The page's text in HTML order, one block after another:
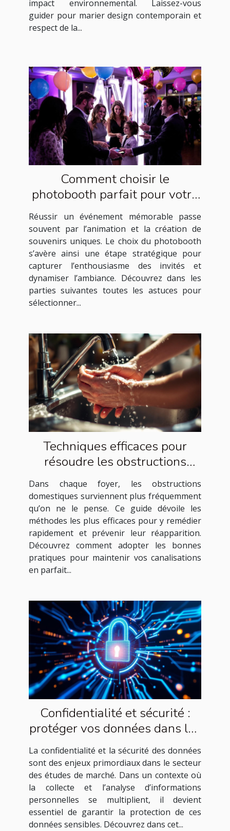
impact environnemental. Laissez-vous
guider pour marier design contemporain et
respect de la...
Comment choisir le
photobooth parfait pour votre
événement ?
Réussir un événement mémorable passe
souvent par l’animation et la création de
souvenirs uniques. Le choix du photobooth
s’avère ainsi une étape stratégique pour
capturer l’enthousiasme des invités et
dynamiser l’ambiance. Découvrez dans les
parties suivantes toutes les astuces pour
sélectionner...
Techniques efficaces pour
résoudre les obstructions
domestiques courantes
Dans chaque foyer, les obstructions
domestiques surviennent plus fréquemment
qu’on ne le pense. Ce guide dévoile les
méthodes les plus efficaces pour y remédier
rapidement et prévenir leur réapparition.
Découvrez comment adopter les bonnes
pratiques pour maintenir vos canalisations
en parfait...
Confidentialité et sécurité :
protéger vos données dans les
études de marché
La confidentialité et la sécurité des données
sont des enjeux primordiaux dans le secteur
des études de marché. Dans un contexte où
la collecte et l’analyse d’informations
personnelles se multiplient, il devient
essentiel de garantir la protection de ces
données sensibles. Découvrez dans cet...